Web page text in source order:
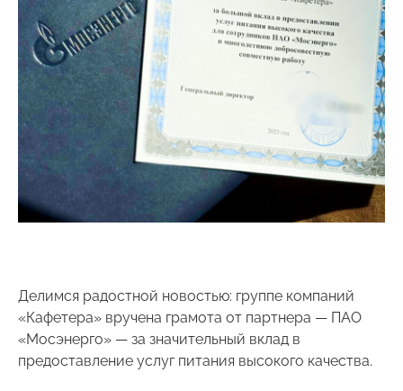
Обслуживание
концертных площадок
О нас
Вопросы и ответы
Блог компании
Почему мы
Партнеры
Контакты
Связаться с нами
Делимся радостной новостью: группе компаний
«Кафетера» вручена грамота от партнера — ПАО
«Мосэнерго» — за значительный вклад в
предоставление услуг питания высокого качества.